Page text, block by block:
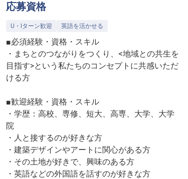
応募資格
U・Iターン歓迎 英語を活かせる
■必須経験・資格・スキル
・まちとのつながりをつくり、<地域との共生を
目指す>という私たちのコンセプトに共感いただ
ける方
■歓迎経験・資格・スキル
・学歴：高校、専修、短大、高専、大学、大学
院
・人と接するのが好きな方
・建築デザインやアートに関心がある方
・その土地が好きで、興味のある方
・英語などの外国語を話すのが好きな方